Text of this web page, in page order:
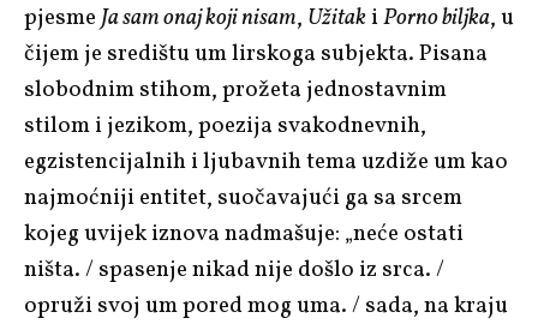
pjesmeJa sam onaj koji nisam, UžitakiPorno biljka, u
čijem je središtu um lirskoga subjekta. Pisana
slobodnim stihom, prožeta jednostavnim
stilom i jezikom, poezija svakodnevnih,
egzistencijalnih i ljubavnih tema uzdiže um kao
najmoćniji entitet, suočavajući ga sa srcem
kojeg uvijek iznova nadmašuje: „neće ostati
ništa. / spasenje nikad nije došlo iz srca. /
opruži svoj um pored mog uma. / sada, na kraju